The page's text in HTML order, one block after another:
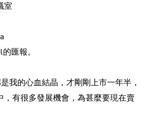
室
匯報。
我的心血結晶，才剛剛上市一年半，
，有很多發展機會，為甚麼要現在賣